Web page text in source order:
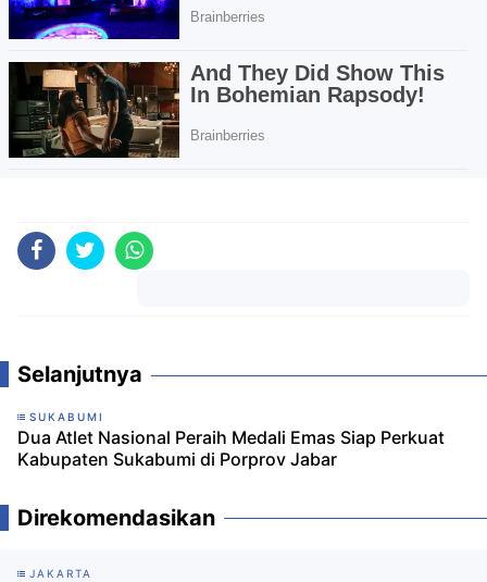
Selanjutnya
SUKABUMI
Dua Atlet Nasional Peraih Medali Emas Siap Perkuat
Kabupaten Sukabumi di Porprov Jabar
Direkomendasikan
JAKARTA